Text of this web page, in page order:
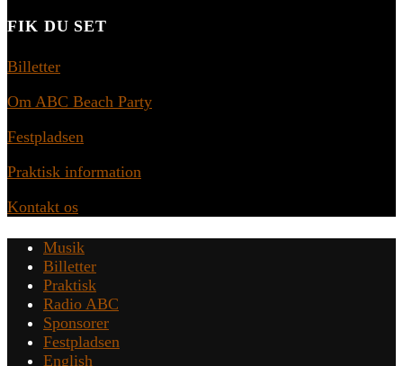
FIK DU SET
Billetter
Om ABC Beach Party
Festpladsen
Praktisk information
Kontakt os
Musik
Billetter
Praktisk
Radio ABC
Sponsorer
Festpladsen
English